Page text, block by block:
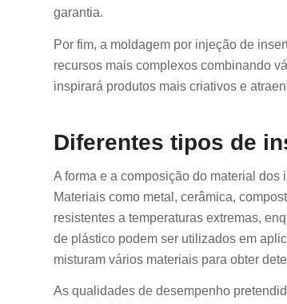
garantia.
Por fim, a moldagem por injeção de
recursos mais complexos combinando
inspirará produtos mais criativos e
Diferentes tipos de
A forma e a composição do material
Materiais como metal, cerâmica,
resistentes a temperaturas extremas,
de plástico podem ser utilizados em
misturam vários materiais para obter
As qualidades de desempenho